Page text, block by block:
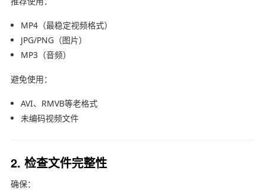
MP4（最稳定视频格式）
JPG/PNG（图片）
MP3（音频）
避免使用：
AVI、RMVB等老格式
未编码视频文件
2. 检查文件完整性
确保：